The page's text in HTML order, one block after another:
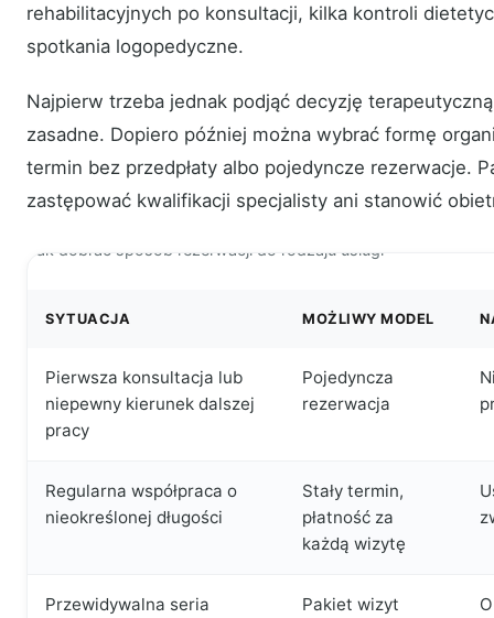
rehabilitacyjnych po konsultacji, kilka kontroli
spotkania logopedyczne.
Najpierw trzeba jednak podjąć decyzję
zasadne. Dopiero później można wybrać formę
termin bez przedpłaty albo pojedyncze rezerwacje.
zastępować kwalifikacji specjalisty ani stanowić
Jak dobrać sposób rezerwacji do rodzaju usługi
SYTUACJA MOŻLIWY MODEL
Pierwsza konsultacja lub
niepewny kierunek dalszej
pracy
Pojedyncza
rezerwacja
Regularna współpraca o
nieokreślonej długości
Stały termin,
płatność za
każdą wizytę
Przewidywalna seria
Pakiet wizyt